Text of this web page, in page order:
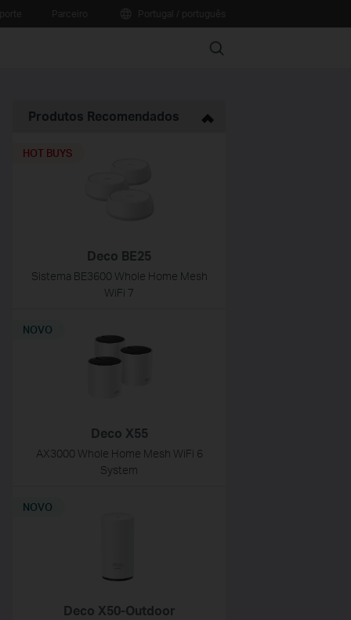
Search
Produtos Recomendados
Deco BE25
Sistema BE3600 Whole Home Mesh
WiFi 7
HOT BUYS
Deco X55
AX3000 Whole Home Mesh WiFi 6
System
NOVO
Deco X50-Outdoor
NOVO